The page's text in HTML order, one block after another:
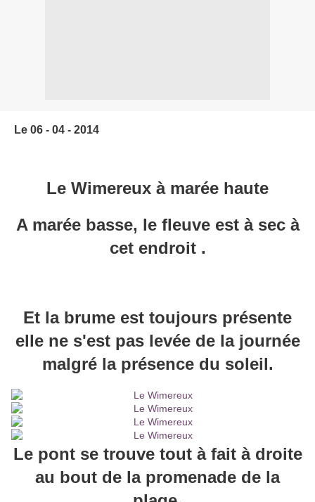
Le 06 - 04 - 2014
Le Wimereux à marée haute
A marée basse, le fleuve est à sec à
cet endroit .
Et la brume est toujours présente
elle ne s'est pas levée de la journée
malgré la présence du soleil.
Le pont se trouve tout à fait à droite
au bout de la promenade de la